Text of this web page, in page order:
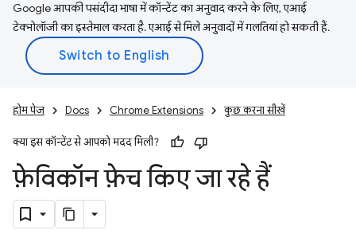
Google आपकी पसंदीदा भाषा में कॉन्टेंट का अनुवाद करने के लिए, एआई
टेक्नोलॉजी का इस्तेमाल करता है. एआई से मिले अनुवादों में गलतियां हो सकती हैं.
होम पेज Docs Chrome Extensions कुछ करना सीखें
क्या इस कॉन्टेंट से आपको मदद मिली?
फ़ेविकॉन फ़ेच किए जा रहे हैं